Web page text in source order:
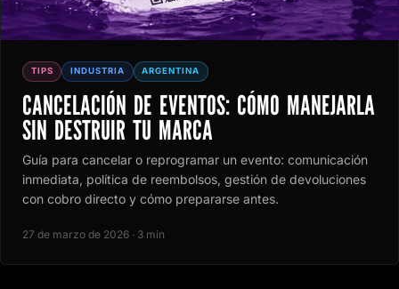
TIPS INDUSTRIA ARGENTINA
CANCELACIÓN DE EVENTOS: CÓMO MANEJARLA
SIN DESTRUIR TU MARCA
Guía para cancelar o reprogramar un evento: comunicación
inmediata, política de reembolsos, gestión de devoluciones
con cobro directo y cómo prepararse antes.
27 de marzo de 2026 · 3 min